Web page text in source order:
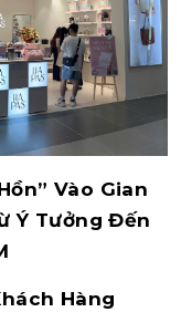
Vào Gian
Ý Tưởng Đến
Hàng